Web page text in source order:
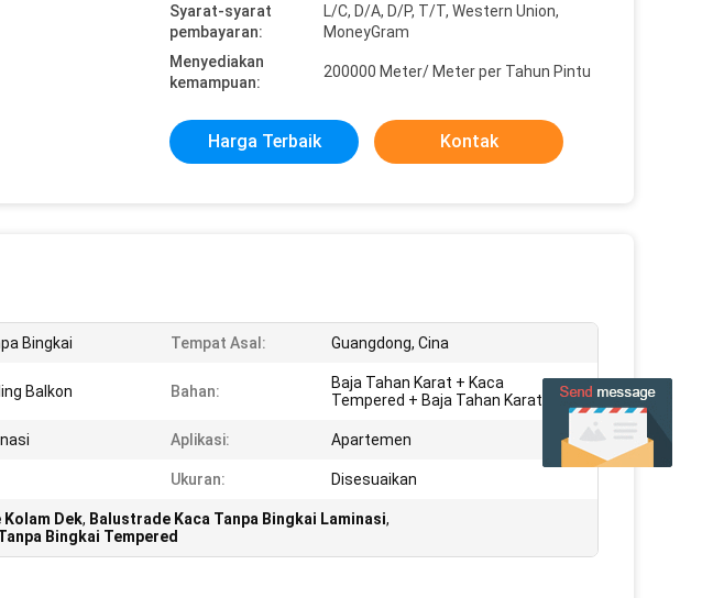
Syarat-syarat
pembayaran:
L/C, D/A, D/P, T/T, Western Union,
MoneyGram
Menyediakan
kemampuan:
200000 Meter/ Meter per Tahun Pintu
Harga Terbaik Kontak
Bingkai Tempat Asal: Guangdong, Cina
Balkon Bahan:
Baja Tahan Karat + Kaca
Tempered + Baja Tahan Karat
Aplikasi: Apartemen
Ukuran: Disesuaikan
Dek, Balustrade Kaca Tanpa Bingkai Laminasi,
Bingkai Tempered